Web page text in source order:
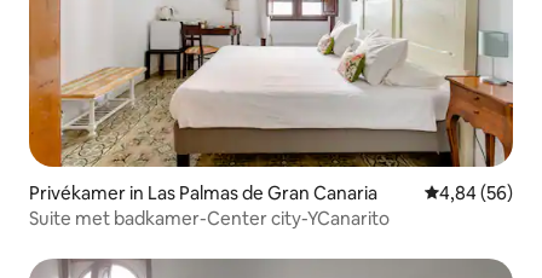
Privékamer in Las Palmas de Gran Canaria Gemiddelde
4,84 (56)
Suite met badkamer-Center city-YCanarito